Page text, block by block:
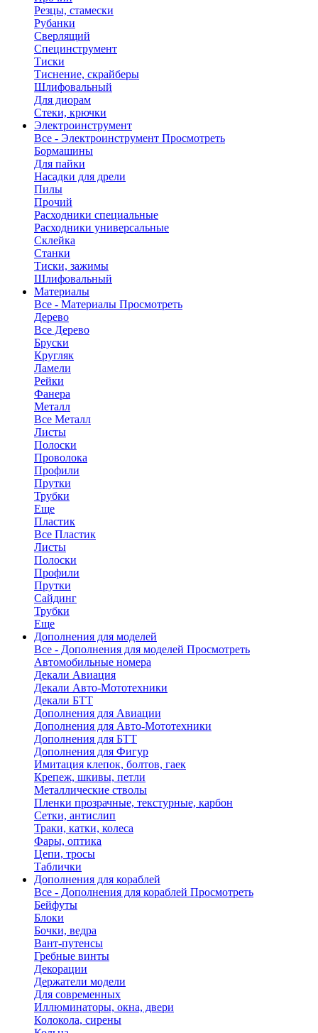
Резцы, стамески
Рубанки
Сверлящий
Специнструмент
Тиски
Тиснение, скрайберы
Шлифовальный
Для диорам
Стеки, крючки
Электроинструмент
Все - Электроинструмент Просмотреть
Бормашины
Для пайки
Насадки для дрели
Пилы
Прочий
Расходники специальные
Расходники универсальные
Склейка
Станки
Тиски, зажимы
Шлифовальный
Материалы
Все - Материалы Просмотреть
Дерево
Все Дерево
Бруски
Кругляк
Ламели
Рейки
Фанера
Металл
Все Металл
Листы
Полоски
Проволока
Профили
Прутки
Трубки
Еще
Пластик
Все Пластик
Листы
Полоски
Профили
Прутки
Сайдинг
Трубки
Еще
Дополнения для моделей
Все - Дополнения для моделей Просмотреть
Автомобильные номера
Декали Авиация
Декали Авто-Мототехники
Декали БТТ
Дополнения для Авиации
Дополнения для Авто-Мототехники
Дополнения для БТТ
Дополнения для Фигур
Имитация клепок, болтов, гаек
Крепеж, шкивы, петли
Металлические стволы
Пленки прозрачные, текстурные, карбон
Сетки, антислип
Траки, катки, колеса
Фары, оптика
Цепи, тросы
Таблички
Дополнения для кораблей
Все - Дополнения для кораблей Просмотреть
Бейфуты
Блоки
Бочки, ведра
Вант-путенсы
Гребные винты
Декорации
Держатели модели
Для современных
Иллюминаторы, окна, двери
Колокола, сирены